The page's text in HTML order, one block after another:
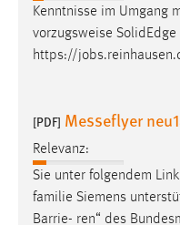
Kenntnisse im Umgang
vorzugsweise SolidEdge
https://jobs
[PDF] Messeflyer
Relevanz:
Sie unter folgendem
familie Siemens
Barrie- ren“ des